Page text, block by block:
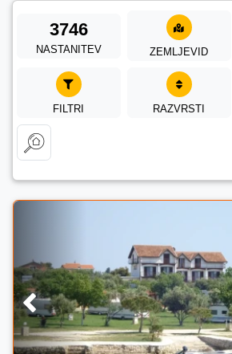
3746
NASTANITEV ZEMLJEVID
FILTRI RAZVRSTI